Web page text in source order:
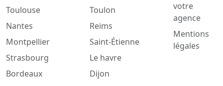
Toulouse
Nantes
Montpellier
Strasbourg
Bordeaux
Toulon
Reims
Saint-Étienne
Le havre
Dijon
votre
agence
Mentions
légales